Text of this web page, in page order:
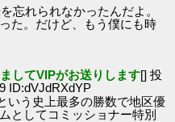
忘れられなかったんだよ。
た。だけど、もう僕にも時
してVIPがお送りします[] 投
ID:dVJdRXdYP
いう史上最多の勝数で地区優
としてコミッショナー特別